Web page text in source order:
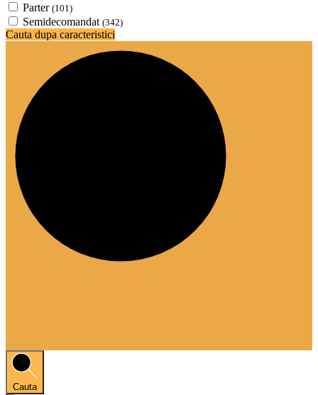
Parter (101)
Semidecomandat (342)
Cauta dupa caracteristici
Cauta